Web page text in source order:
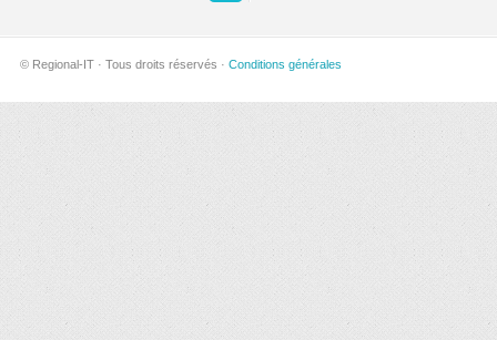
© Regional-IT · Tous droits réservés · Conditions générales